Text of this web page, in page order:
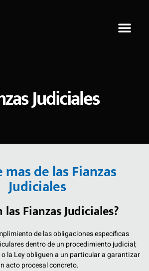
Judiciales
mas de las Fianzas
Judiciales
las Fianzas Judiciales?
de las obligaciones específicas
dentro de un procedimiento judicial;
la Ley obliguen a un particular a garantizar
acto procesal concreto.